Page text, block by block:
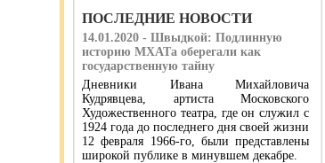
ПОСЛЕДНИЕ НОВОСТИ
14.01.2020 - Швыдкой: Подлинную
историю МХАТа оберегали как
государственную тайну
Дневники Ивана Михайловича
Кудрявцева, артиста Московского
Художественного театра, где он служил с
1924 года до последнего дня своей жизни
12 февраля 1966-го, были представлены
широкой публике в минувшем декабре.